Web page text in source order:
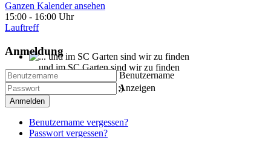
... und im SC Garten sind wir zu finden
Nicht nur beim Grillen ;)
Ganzen Kalender ansehen
15:00 - 16:00 Uhr
Lauftreff
Anmeldung
Benutzername
Anzeigen
Anmelden
Benutzername vergessen?
Passwort vergessen?